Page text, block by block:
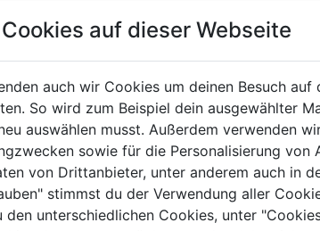
G
9,5
Spiralbohrerkassette
HSS DIN 338 19tlg.
1,0-10,0x0,5mm
0.0 (0)
0.0
von
5
Sternen.
12,59€
338,
HSS-G
0.0
von
5
Sternen.
12,99€
auf dieser Webseite
auch wir Cookies um deinen Besuch auf
So wird zum Beispiel dein ausgewählter
auswählen musst. Außerdem verwenden
sowie für die Personalisierung von
von Drittanbieter, unter anderem auch in
stimmst du der Verwendung aller
unterschiedlichen Cookies, unter